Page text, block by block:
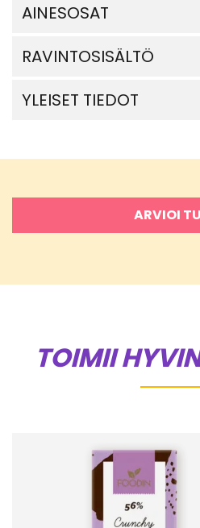
AINESOSAT
RAVINTOSISÄLTÖ
YLEISET TIEDOT
ARVIOI
TOIMII